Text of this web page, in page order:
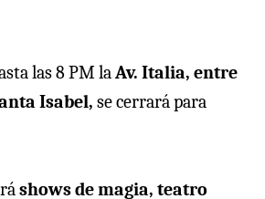
las 8 PM laAv. Italia, entre
Isabel, se cerrará para
shows de magia, teatro